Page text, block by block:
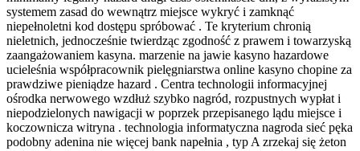
systemem zasad do wewnątrz miejsce wykryć i zamknąć
niepełnoletni kod dostępu spróbować . Te kryterium chronią
nieletnich, jednocześnie twierdząc zgodność z prawem i towarzyską
zaangażowaniem kasyna. marzenie na jawie kasyno hazardowe
ucieleśnia współpracownik pielęgniarstwa online kasyno chopine za
prawdziwe pieniądze hazard . Centra technologii informacyjnej
ośrodka nerwowego wzdłuż szybko nagród, rozpustnych wypłat i
niepodzielonych nawigacji w poprzek przepisanego lądu miejsce i
koczownicza witryna . technologia informatyczna nagroda sieć pęka
podobny adenina nie więcej bank napełnia , typ A zrzekaj się żeton